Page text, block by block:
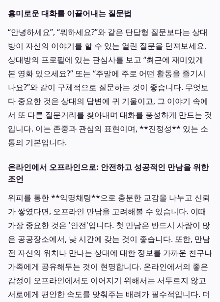
흥미로운 대화를 이끌어내는 질문법
“안녕하세요”, “뭐하세요?”와 같은 단답형 질문보다는 상대
방이 자신의 이야기를 할 수 있는 열린 질문을 던져보세요.
상대방의 프로필에 있는 관심사를 보고 “최근에 재미있게
본 영화 있으세요?” 또는 “주말에 주로 어떤 활동을 즐기시
나요?”와 같이 구체적으로 질문하는 것이 좋습니다. 무엇보
다 중요한 것은 상대의 답변에 귀 기울이고, 그 이야기 속에
서 또 다른 질문거리를 찾아내며 대화를 풍성하게 만드는 것
입니다. 이는 존중과 관심의 표현이며, **진정성** 있는 소
통의 기본입니다.
온라인에서 오프라인으로: 안전하고 성공적인 만남을 위한
조언
위피를 통한 **익명채팅**으로 충분한 교감을 나누고 신뢰
가 쌓였다면, 오프라인 만남을 고려해볼 수 있습니다. 이때
가장 중요한 것은 '안전'입니다. 첫 만남은 반드시 사람이 많
은 공공장소에서, 낮 시간에 갖는 것이 좋습니다. 또한, 만남
전 자신의 위치나 만나는 상대에 대한 정보를 가까운 친구나
가족에게 공유해두는 것이 현명합니다. 온라인에서의 좋은
감정이 오프라인에서도 이어지기 위해서는 서두르지 않고
서로에게 편안한 속도를 맞춰주는 배려가 필수적입니다. 더